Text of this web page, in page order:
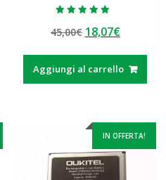
5.00
su 5
45,00€ Il
originale
era:
18,07€Il
attuale
è:
Aggiungi al carrello
IN OFFERTA!